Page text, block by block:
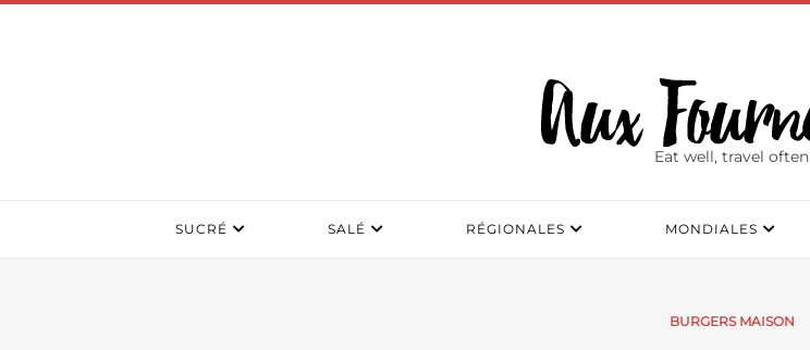
Eat well, travel often
SUCRÉ SALÉ RÉGIONALES MONDIALES
BURGERS MAISON